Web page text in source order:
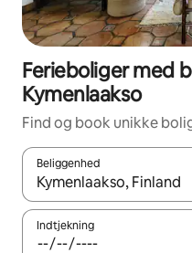
Ferieboliger med
Kymenlaakso
Find og book unikke
Beliggenhed
Når resultaterne er
Indtjekning